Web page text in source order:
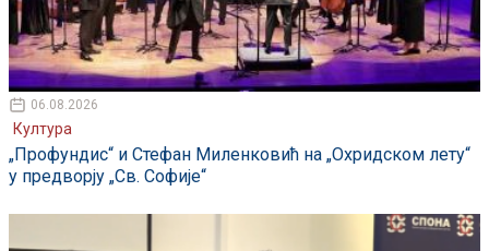
06.08.2026
Култура
„Профундис“ и Стефан Миленковић на „Охридском лету“
у предворју „Св. Софије“